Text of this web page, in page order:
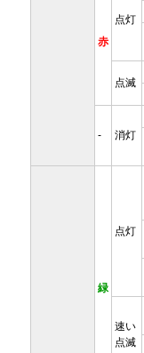
赤
点灯
点滅
- 消灯
緑
点灯
速い
点滅